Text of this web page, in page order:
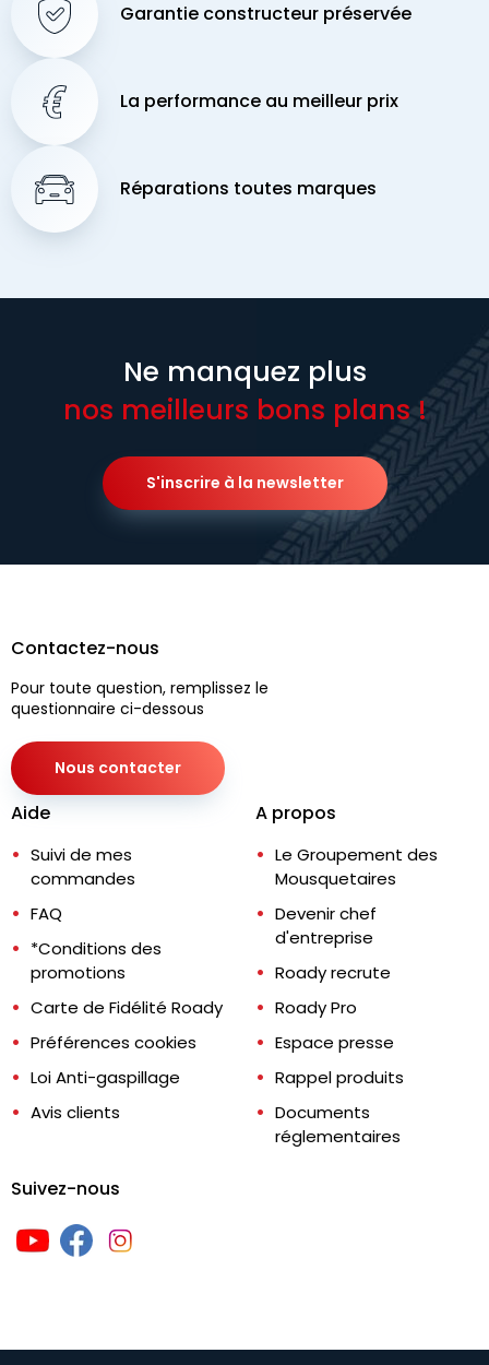
Garantie constructeur préservée
La performance au meilleur prix
Réparations toutes marques
Ne manquez plus
nos meilleurs bons plans !
S'inscrire à la newsletter
Contactez-nous
Pour toute question, remplissez le
questionnaire ci-dessous
Nous contacter
Aide
Suivi de mes
commandes
FAQ
*Conditions des
promotions
Carte de Fidélité Roady
Préférences cookies
Loi Anti-gaspillage
Avis clients
A propos
Le Groupement des
Mousquetaires
Devenir chef
d'entreprise
Roady recrute
Roady Pro
Espace presse
Rappel produits
Documents
réglementaires
Suivez-nous